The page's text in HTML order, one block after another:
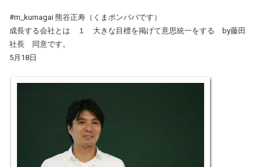
#m_kumagai 熊谷正寿（くまポンパパです）
成長する会社とは １ 大きな目標を掲げて意思統一をする by藤田
社長 同意です。
5月18日